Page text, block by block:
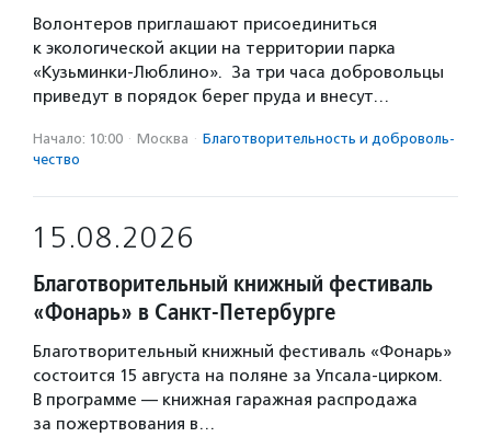
Волонтеров приглашают присоединиться
к экологической акции на территории парка
«Кузьминки-Люблино». За три часа добровольцы
приведут в порядок берег пруда и внесут…
Начало: 10:00 · Москва · Благотвори­тель­ность и доброволь­
чест­во
15.08.2026
Благотворительный книжный фестиваль
«Фонарь» в Санкт-Петербурге
Благотворительный книжный фестиваль «Фонарь»
состоится 15 августа на поляне за Упсала-цирком.
В программе — книжная гаражная распродажа
за пожертвования в…